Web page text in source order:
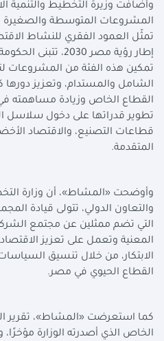
وأضافت وزيرة التخطيط والتنمية
المشروعات المتوسطة والصغيرة
تمثّل العمود الفقري للنشاط
إطار رؤية مصر
تمكين هذه الفئة من المشروعات
الشامل والمستدام، وتعزيز
القطاع الخاص وزيادة مساهمته في
تطوير قدراتها على دخول سلاسل
قطاعات التصنيع، والاقتصاد
المتقدمة.
وأوضحت «المشاط»، أن وزارة
والتعاون الدولي، تتولى قيادة
التي تضم ممثلين عن مجتمع
المعنية وتعمل على تعزيز
الابتكار، من خلال تنسيق
القطاع الحيوي في مصر.
كما استعرضت «المشاط»، تقرير
الخاص الذي أصدرته الوزارة